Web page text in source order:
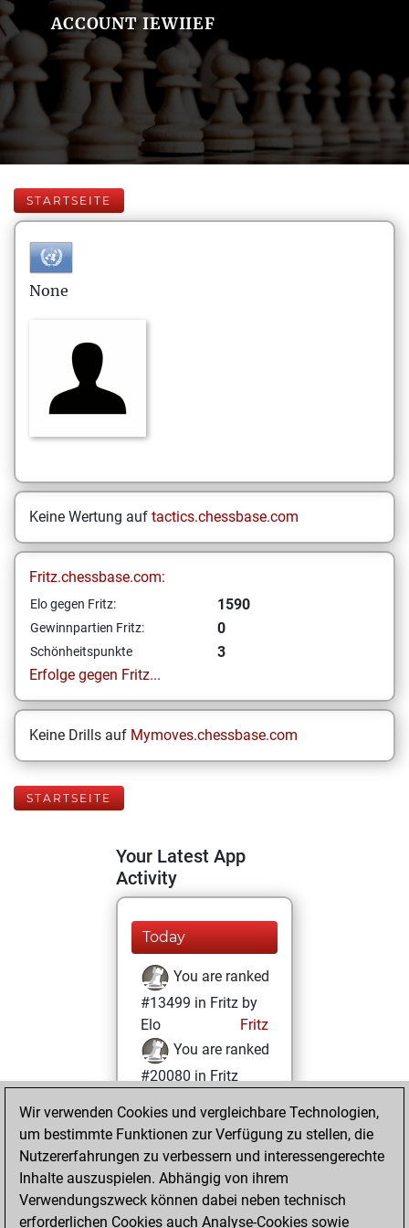
ACCOUNT IEWIIEF
STARTSEITE
None
Keine Wertung auf tactics.chessbase.com
Fritz.chessbase.com:
Elo gegen Fritz: 1590
Gewinnpartien Fritz: 0
Schönheitspunkte
3
Erfolge gegen Fritz...
Keine Drills auf Mymoves.chessbase.com
STARTSEITE
Your Latest App
Activity
Today
You are ranked
#13499 in Fritz by
Elo
Fritz
You are ranked
#20080 in Fritz
Samstag, Juli 8,
2023
You achieved a
BeautyScore of 3
Wir verwenden Cookies und vergleichbare Technologien,
um bestimmte Funktionen zur Verfügung zu stellen, die
Nutzererfahrungen zu verbessern und interessengerechte
Inhalte auszuspielen. Abhängig von ihrem
Verwendungszweck können dabei neben technisch
erforderlichen Cookies auch Analyse-Cookies sowie